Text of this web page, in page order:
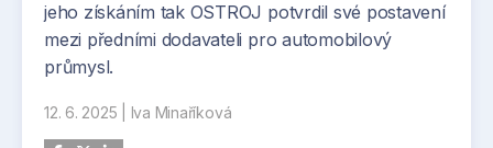
jeho získáním tak OSTROJ potvrdil své postavení
mezi předními dodavateli pro automobilový
průmysl.
12. 6. 2025 Iva Minaříková